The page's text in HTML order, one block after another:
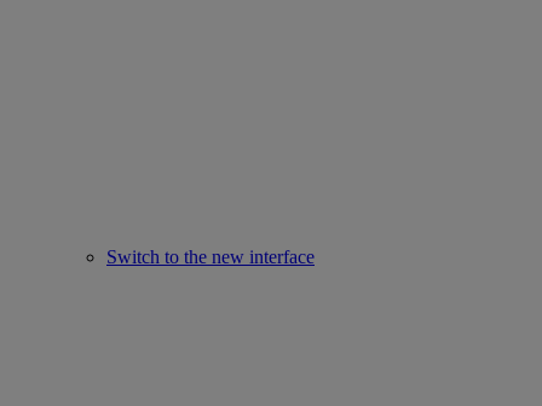
Switch to the new interface